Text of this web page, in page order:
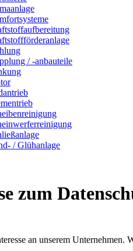
/ -anbauteile
/ Glühanlage
zum
an unserem Unternehmen.